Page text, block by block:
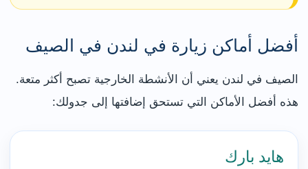
أفضل أماكن زيارة في لندن في الصيف
الصيف في لندن يعني أن الأنشطة الخارجية تصبح أكثر متعة.
هذه أفضل الأماكن التي تستحق إضافتها إلى جدولك:
هايد بارك